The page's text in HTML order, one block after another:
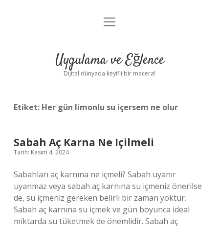
Anasayfa
Yasal Uyarı
menüyü
Uygulama ve Eğlence
Dijital dünyada keyifli bir macera!
Etiket: Her gün limonlu su içersem ne olur
Sabah Aç Karna Ne Içilmeli
Tarih: Kasım 4, 2024
Sabahları aç karnına ne içmeli? Sabah uyanır
uyanmaz veya sabah aç karnına su içmeniz önerilse
de, su içmeniz gereken belirli bir zaman yoktur.
Sabah aç karnına su içmek ve gün boyunca ideal
miktarda su tüketmek de önemlidir. Sabah aç